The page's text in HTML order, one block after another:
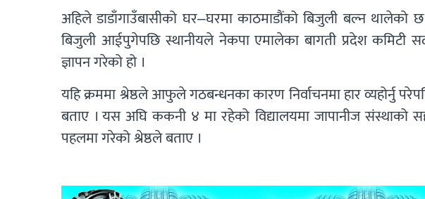
अहिले डाडाँगाउँबासीको घर–घरमा काठमाडौंको बिजुली बल्न
बिजुली आईपुगेपछि स्थानीयले नेकपा एमालेका बागती प्रदेश कमिटी
ज्ञापन गरेको हो ।
यहि क्रममा श्रेष्ठले आफुले गठबन्धनका कारण निर्वाचनमा हार व्यहोर्नु
बताए । यस अघि ककनी ४ मा रहेको विद्यालयमा जापानीज संस्थाको
पहलमा गरेको श्रेष्ठले बताए ।